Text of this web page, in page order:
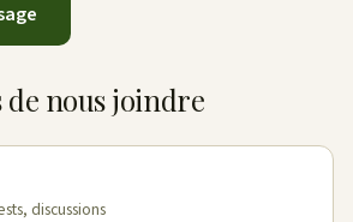
de nous joindre
discussions